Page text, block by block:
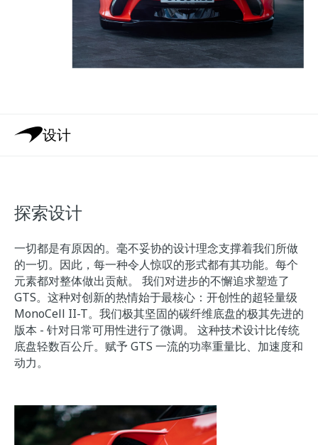
设计
探索设计
一切都是有原因的。毫不妥协的设计理念支撑着我们所做
的一切。因此，每一种令人惊叹的形式都有其功能。每个
元素都对整体做出贡献。 我们对进步的不懈追求塑造了
GTS。这种对创新的热情始于最核心：开创性的超轻量级
MonoCell II-T。我们极其坚固的碳纤维底盘的极其先进的
版本 - 针对日常可用性进行了微调。 这种技术设计比传统
底盘轻数百公斤。赋予 GTS 一流的功率重量比、加速度和
动力。